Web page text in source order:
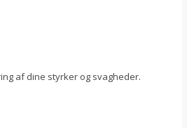
af dine styrker og svagheder.